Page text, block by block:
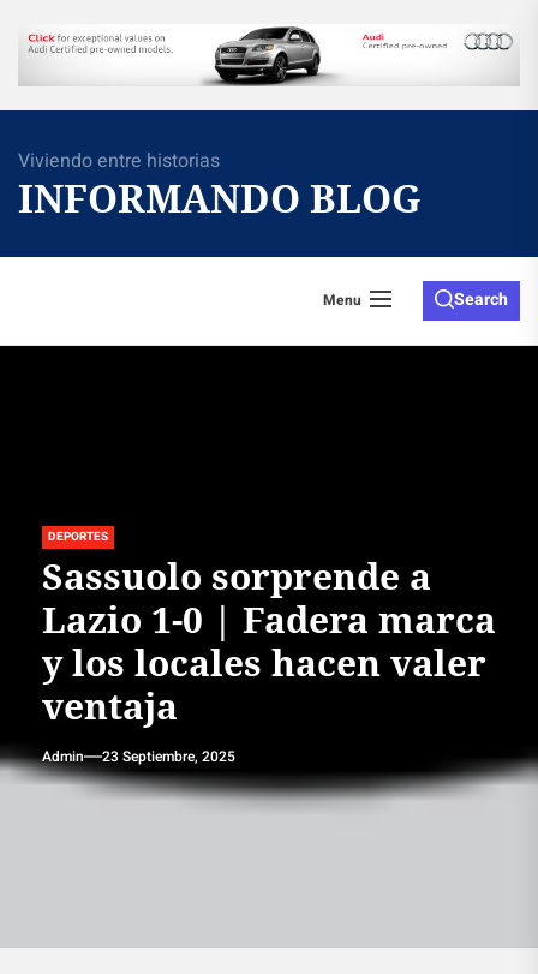
Skip
the
Viviendo entre historias
INFORMANDO BLOG
Menu Search
DEPORTES
Sassuolo sorprende a
Lazio 1-0 | Fadera marca
y los locales hacen valer
ventaja
Admin 23 Septiembre, 2025